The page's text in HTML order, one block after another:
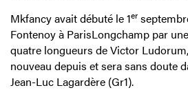
Mkfancy avait débuté le 1er
Fontenoy à ParisLongchamp par
quatre longueurs de Victor
nouveau depuis et sera sans doute
Jean-Luc Lagardère (Gr1).